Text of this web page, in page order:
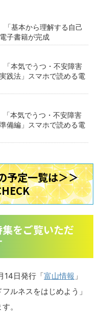
「基本から理解する自己
子書籍が完成
「本気でうつ・不安障害
践法」スマホで読める電
「本気でうつ・不安障害
備編」スマホで読める電
予定一覧は＞＞
をご覧いただ
14日発行「富山情報 」
ルネスをはじめよう」
。